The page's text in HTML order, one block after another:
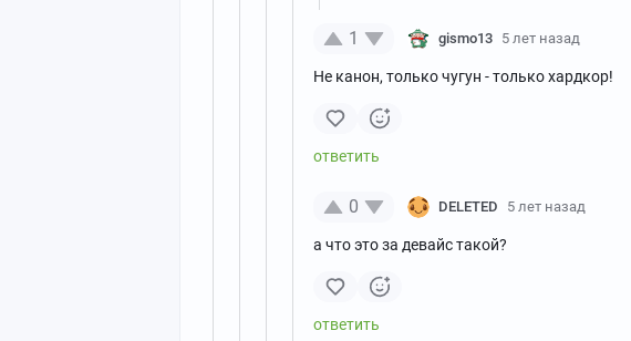
1 gismo13 5 лет назад
Не канон, только чугун - только хардкор!
0 DELETED 5 лет назад
а что это за девайс такой?